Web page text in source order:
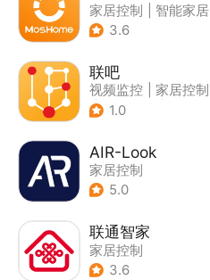
家居控制
智能家居
3.6
联吧
视频监控
家居控制
| 智能家居
1.0
AIR-Look
家居控制
5.0
联通智家
家居控制
3.6